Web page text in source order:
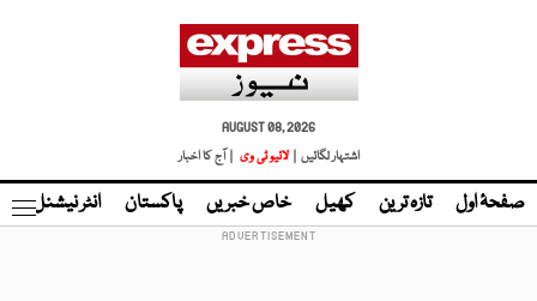
AUGUST 08, 2026
اشتہار لگائیں |
لائیو ٹی وی | آج کا اخبار
صفحۂ اول تازہ ترین کھیل خاص خبریں پاکستان انٹر نیشنل